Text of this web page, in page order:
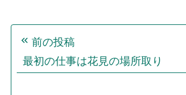
投
ナ
前の投稿
最初の仕事は花見の場所取り